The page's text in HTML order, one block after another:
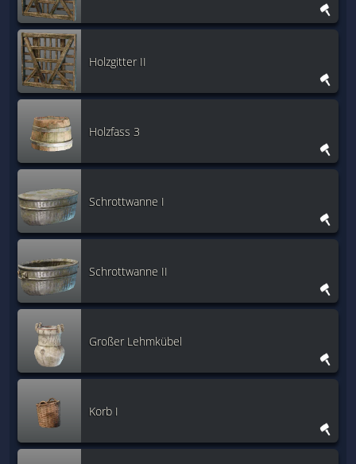
Holzgitter II
Holzfass 3
Schrottwanne I
Schrottwanne II
Großer Lehmkübel
Korb I